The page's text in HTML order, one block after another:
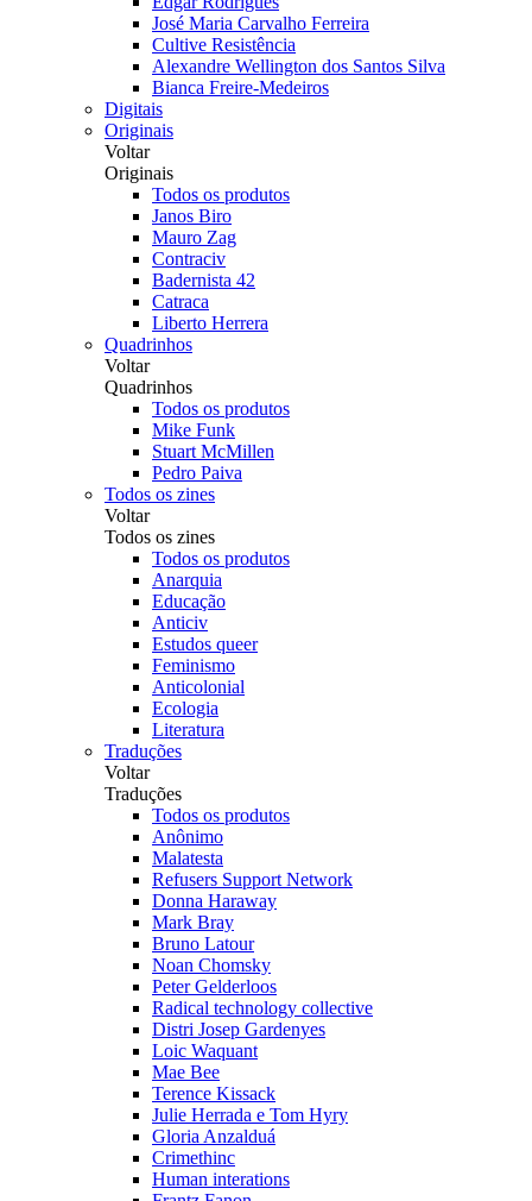
José Maria Carvalho Ferreira
Cultive Resistência
Alexandre Wellington dos Santos Silva
Bianca Freire-Medeiros
Digitais
Originais
Voltar
Originais
Todos os produtos
Janos Biro
Mauro Zag
Contraciv
Badernista 42
Catraca
Liberto Herrera
Quadrinhos
Voltar
Quadrinhos
Todos os produtos
Mike Funk
Stuart McMillen
Pedro Paiva
Todos os zines
Voltar
Todos os zines
Todos os produtos
Anarquia
Educação
Anticiv
Estudos queer
Feminismo
Anticolonial
Ecologia
Literatura
Traduções
Voltar
Traduções
Todos os produtos
Anônimo
Malatesta
Refusers Support Network
Donna Haraway
Mark Bray
Bruno Latour
Noan Chomsky
Peter Gelderloos
Radical technology collective
Distri Josep Gardenyes
Loic Waquant
Mae Bee
Terence Kissack
Julie Herrada e Tom Hyry
Gloria Anzalduá
Crimethinc
Human interations